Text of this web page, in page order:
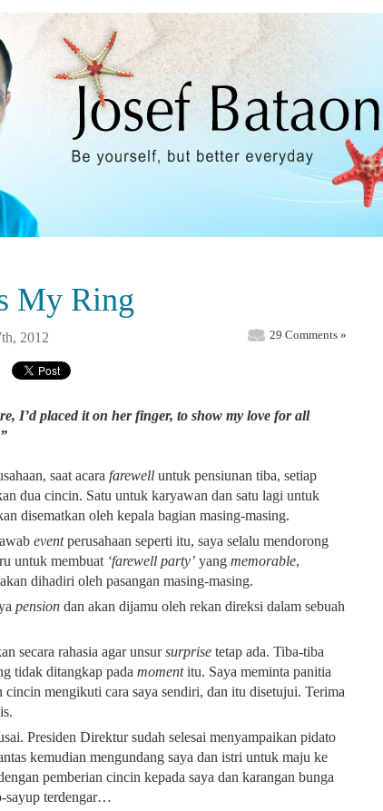
My Ring
2012 29 Comments »
I’d placed it on her finger, to show my love for all
saat acara farewelluntuk pensiunan tiba, setiap
dua cincin. Satu untuk karyawan dan satu lagi untuk
disematkan oleh kepala bagian masing-masing.
eventperusahaan seperti itu, saya selalu mendorong
untuk membuat ‘farewell party’yang memorable,
dihadiri oleh pasangan masing-masing.
pensiondan akan dijamu oleh rekan direksi dalam sebuah
secara rahasia agar unsursurprisetetap ada. Tiba-tiba
tidak ditangkap pada momentitu. Saya meminta panitia
cincin mengikuti cara saya sendiri, dan itu disetujui. Terima
Presiden Direktur sudah selesai menyampaikan pidato
kemudian mengundang saya dan istri untuk maju ke
pemberian cincin kepada saya dan karangan bunga
sayup terdengar…